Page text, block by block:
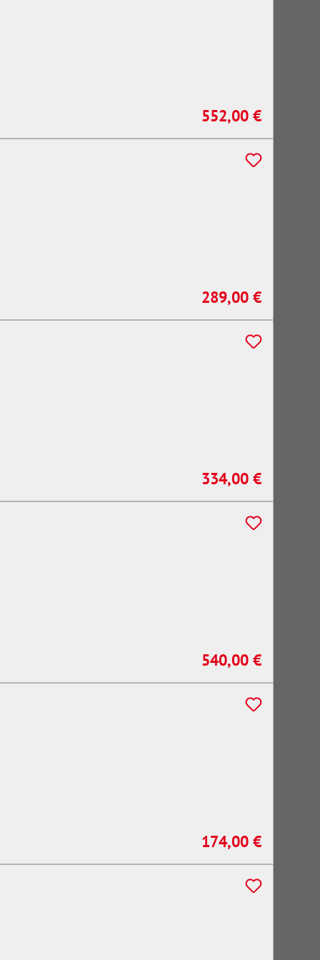
Regulärer Preis:
552,00 €
Regulärer Preis:
289,00 €
Regulärer Preis:
334,00 €
Regulärer Preis:
540,00 €
Regulärer Preis:
174,00 €